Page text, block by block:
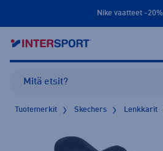
Nike vaatteet -20%
Tuotemerkit Skechers Lenkkarit